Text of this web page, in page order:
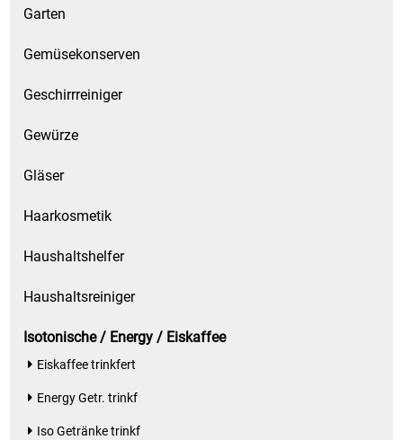
Garten
Gemüsekonserven
Geschirrreiniger
Gewürze
Gläser
Haarkosmetik
Haushaltshelfer
Haushaltsreiniger
Isotonische / Energy / Eiskaffee
Eiskaffee trinkfert
Energy Getr. trinkf
Iso Getränke trinkf